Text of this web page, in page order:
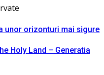
unor orizonturi mai sigure
Holy Land – Generatia